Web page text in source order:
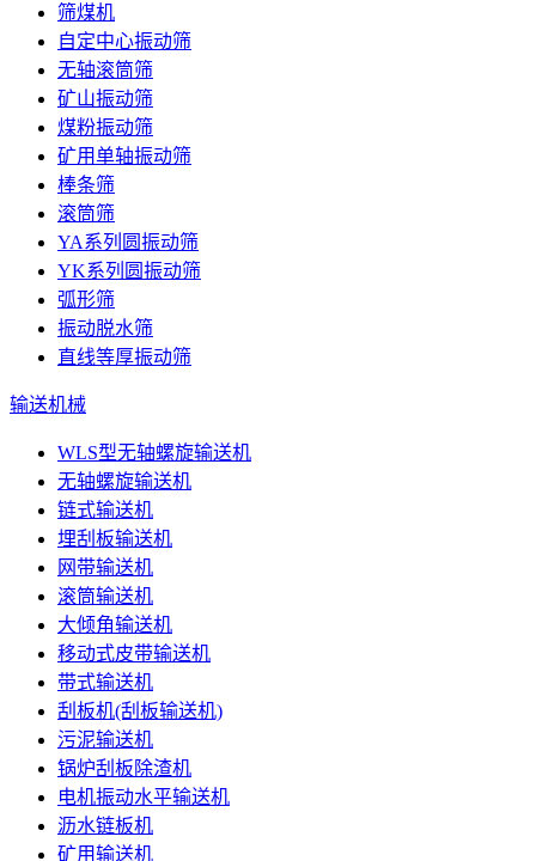
筛煤机
自定中心振动筛
无轴滚筒筛
矿山振动筛
煤粉振动筛
矿用单轴振动筛
棒条筛
滚筒筛
YA系列圆振动筛
YK系列圆振动筛
弧形筛
振动脱水筛
直线等厚振动筛
输送机械
WLS型无轴螺旋输送机
无轴螺旋输送机
链式输送机
埋刮板输送机
网带输送机
滚筒输送机
大倾角输送机
移动式皮带输送机
带式输送机
刮板机(刮板输送机)
污泥输送机
锅炉刮板除渣机
电机振动水平输送机
沥水链板机
矿用输送机